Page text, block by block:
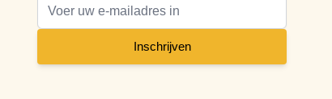
E-mail adres
Inschrijven